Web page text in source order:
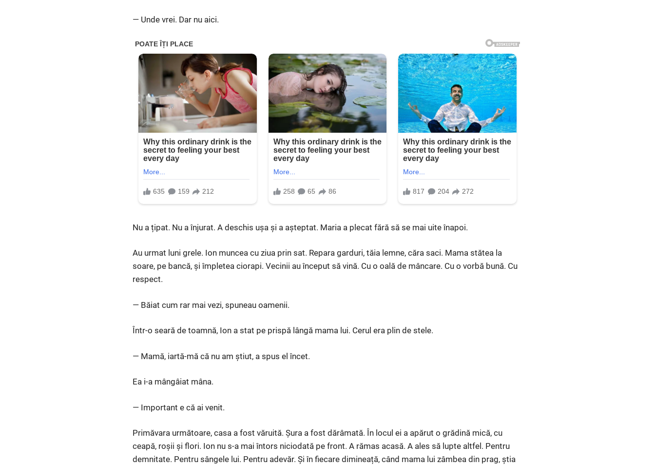
— Unde vrei. Dar nu aici.
Nu a țipat. Nu a înjurat. A deschis ușa și a așteptat. Maria a plecat fără să se mai uite înapoi.
Au urmat luni grele. Ion muncea cu ziua prin sat. Repara garduri, tăia lemne, căra saci. Mama stătea la
soare, pe bancă, și împletea ciorapi. Vecinii au început să vină. Cu o oală de mâncare. Cu o vorbă bună. Cu
respect.
— Băiat cum rar mai vezi, spuneau oamenii.
Într-o seară de toamnă, Ion a stat pe prispă lângă mama lui. Cerul era plin de stele.
— Mamă, iartă-mă că nu am știut, a spus el încet.
Ea i-a mângâiat mâna.
— Important e că ai venit.
Primăvara următoare, casa a fost văruită. Șura a fost dărâmată. În locul ei a apărut o grădină mică, cu
ceapă, roșii și flori. Ion nu s-a mai întors niciodată pe front. A rămas acasă. A ales să lupte altfel. Pentru
demnitate. Pentru sângele lui. Pentru adevăr. Și în fiecare dimineață, când mama lui zâmbea din prag, știa